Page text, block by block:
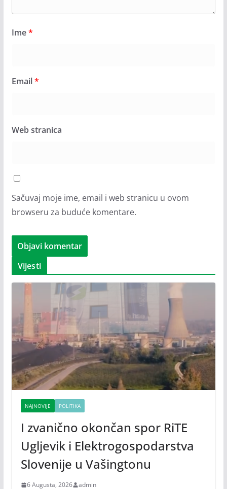
Ime*
Email*
Web stranica
Sačuvaj moje ime, email i web stranicu u ovom
browseru za buduće komentare.
Vijesti
NAJNOVIJE POLITIKA
I zvanično okončan spor RiTE
Ugljevik i Elektrogospodarstva
Slovenije u Vašingtonu
6 Augusta, 2026 admin